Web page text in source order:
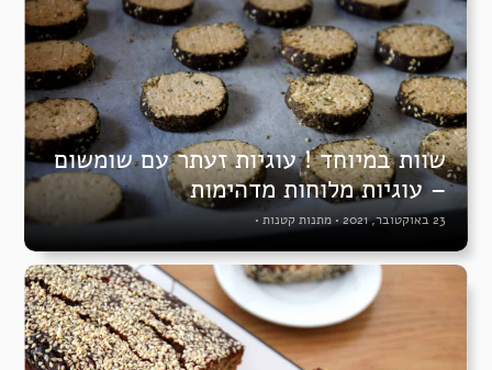
שוות במיוחד ! עוגיות זעתר עם שומשום
– עוגיות מלוחות מדהימות
23 באוקטובר, 2021 • מתנות קטנות •